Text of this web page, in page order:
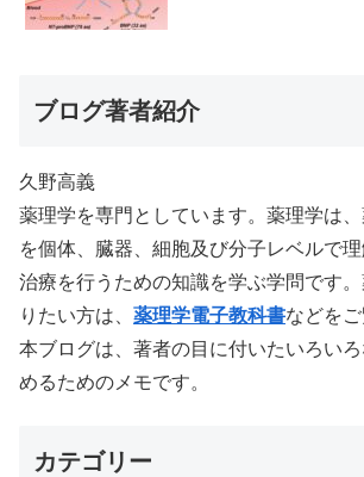
ブログ著者紹介
久野高義
薬理学を専門としています。薬理学は
を個体、臓器、細胞及び分子レベルで
治療を行うための知識を学ぶ学問です
りたい方は、 薬理学電子教科書などをご
本ブログは、著者の目に付いたいろい
めるためのメモです。
カテゴリー